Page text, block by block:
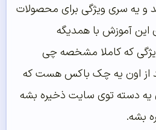
و یه سری ویژگی برای محصولات
این آموزش با همدیگه
که کاملا مشخصه چی
از اون یه چک باکس هست که
یه دسته توی سایت ذخیره بشه
بشه.